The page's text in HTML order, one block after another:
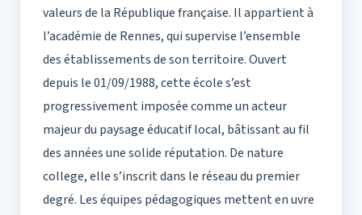
valeurs de la République française. Il appartient à
l’académie de Rennes, qui supervise l’ensemble
des établissements de son territoire. Ouvert
depuis le 01/09/1988, cette école s’est
progressivement imposée comme un acteur
majeur du paysage éducatif local, bâtissant au fil
des années une solide réputation. De nature
college, elle s’inscrit dans le réseau du premier
degré. Les équipes pédagogiques mettent en uvre